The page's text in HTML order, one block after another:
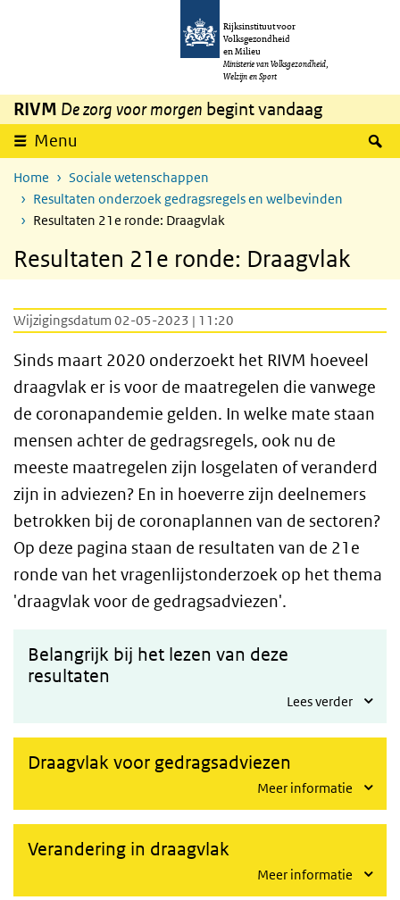
Overslaan en naar de inhoud gaan
Rijksinstituut voor
Volksgezondheid
en Milieu
Ministerie van Volksgezondheid,
Welzijn en Sport
RIVM De zorg voor morgen begint vandaag
Menu
Home
Sociale wetenschappen
Resultaten onderzoek gedragsregels en welbevinden
Resultaten 21e ronde: Draagvlak
Resultaten 21e ronde: Draagvlak
Wijzigingsdatum 02-05-2023 | 11:20
Sinds maart 2020 onderzoekt het RIVM hoeveel
draagvlak er is voor de maatregelen die vanwege
de coronapandemie gelden. In welke mate staan
mensen achter de gedragsregels, ook nu de
meeste maatregelen zijn losgelaten of veranderd
zijn in adviezen? En in hoeverre zijn deelnemers
betrokken bij de coronaplannen van de sectoren?
Op deze pagina staan de resultaten van de 21e
ronde van het vragenlijstonderzoek op het thema
'draagvlak voor de gedragsadviezen'.
Belangrijk bij het lezen van deze
resultaten
Lees verder
Draagvlak voor gedragsadviezen
Meer informatie
Verandering in draagvlak
Meer informatie